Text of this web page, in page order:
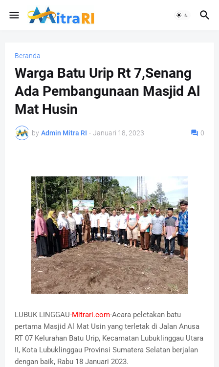
Beranda
Warga Batu Urip Rt 7,Senang
Ada Pembangunaan Masjid Al
Mat Husin
by Admin Mitra RI - Januari 18, 2023 0
LUBUK LINGGAU-Mitrari.com-Acara peletakan batu
pertama Masjid Al Mat Usin yang terletak di Jalan Anusa
RT 07 Kelurahan Batu Urip, Kecamatan Lubuklinggau Utara
II, Kota Lubuklinggau Provinsi Sumatera Selatan berjalan
dengan baik, Rabu 18 Januari 2023.